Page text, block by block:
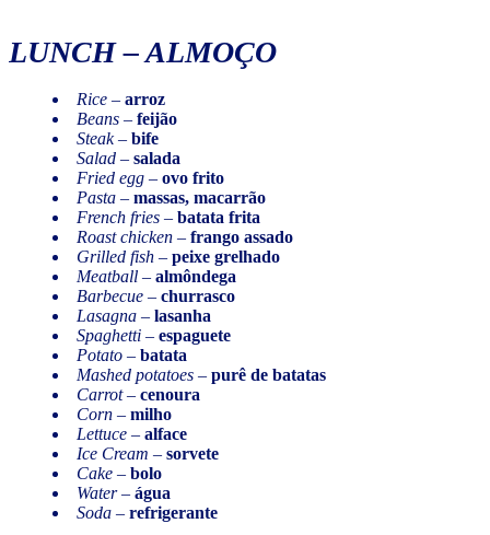
LUNCH– ALMOÇO
Rice – arroz
Beans – feijão
Steak– bife
Salad – salada
Fried egg – ovo frito
Pasta – massas, macarrão
French fries – batata frita
Roast chicken – frango assado
Grilled fish – peixe grelhado
Meatball – almôndega
Barbecue – churrasco
Lasagna – lasanha
Spaghetti – espaguete
Potato – batata
Mashed potatoes – purê de batatas
Carrot– cenoura
Corn – milho
Lettuce – alface
Ice Cream – sorvete
Cake – bolo
Water– água
Soda – refrigerante